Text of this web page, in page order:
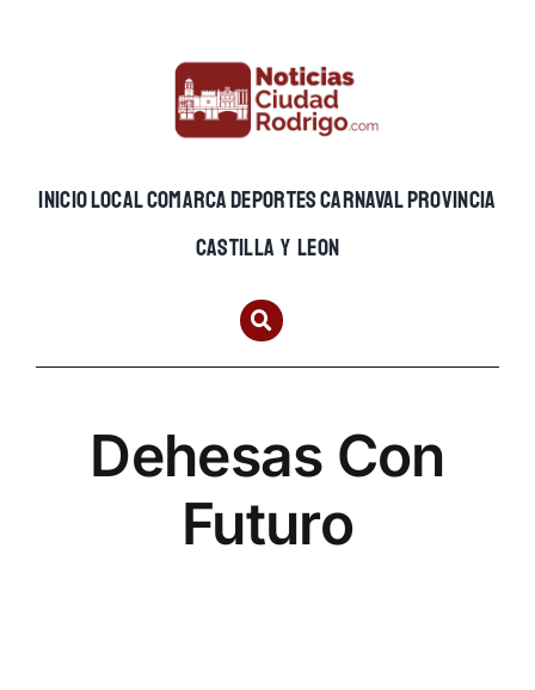
INICIOLOCALCOMARCADEPORTESCARNAVALPROVINCIA
CASTILLA Y LEON
Dehesas Con
Futuro